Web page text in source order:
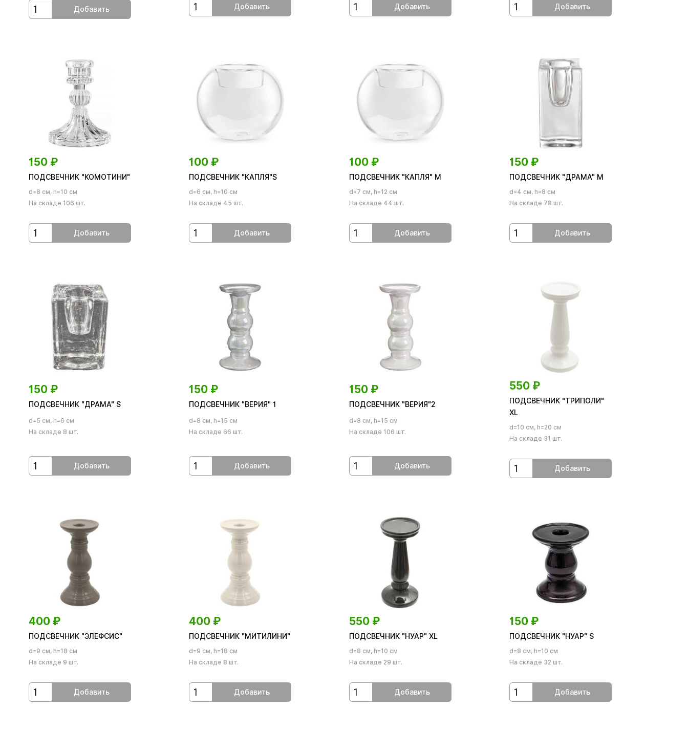
Добавить Добавить Добавить Добавить
150 ₽
ПОДСВЕЧНИК "КОМОТИНИ"
d=8 см, h=10 см
На складе 106 шт.
Добавить
100 ₽
ПОДСВЕЧНИК "КАПЛЯ"S
d=6 см, h=10 см
На складе 45 шт.
Добавить
100 ₽
ПОДСВЕЧНИК "КАПЛЯ" М
d=7 см, h=12 см
На складе 44 шт.
Добавить
150 ₽
ПОДСВЕЧНИК "ДРАМА" М
d=4 см, h=8 см
На складе 78 шт.
Добавить
150 ₽
ПОДСВЕЧНИК "ДРАМА" S
d=5 см, h=6 см
На складе 8 шт.
Добавить
150 ₽
ПОДСВЕЧНИК "ВЕРИЯ" 1
d=8 см, h=15 см
На складе 66 шт.
Добавить
150 ₽
ПОДСВЕЧНИК "ВЕРИЯ"2
d=8 см, h=15 см
На складе 106 шт.
Добавить
550 ₽
ПОДСВЕЧНИК "ТРИПОЛИ"
XL
d=10 см, h=20 см
На складе 31 шт.
Добавить
400 ₽
ПОДСВЕЧНИК "ЭЛЕФСИС"
d=9 см, h=18 см
На складе 9 шт.
Добавить
400 ₽
ПОДСВЕЧНИК "МИТИЛИНИ"
d=9 см, h=18 см
На складе 8 шт.
Добавить
550 ₽
ПОДСВЕЧНИК "НУАР" XL
d=8 см, h=10 см
На складе 29 шт.
Добавить
150 ₽
ПОДСВЕЧНИК "НУАР" S
d=8 см, h=10 см
На складе 32 шт.
Добавить